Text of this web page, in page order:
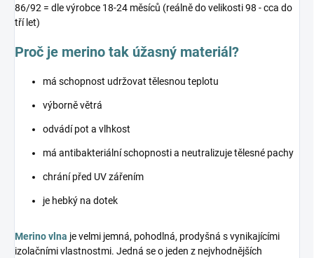
86/92 = dle výrobce 18-24 měsíců (reálně do velikosti 98 - cca do
tří let)
Proč je merino tak úžasný materiál?
má schopnost udržovat tělesnou teplotu
výborně větrá
odvádí pot a vlhkost
má antibakteriální schopnosti a neutralizuje tělesné pachy
chrání před UV zářením
je hebký na dotek
Merino vlna je velmi jemná, pohodlná, prodyšná s vynikajícími
izolačními vlastnostmi. Jedná se o jeden z nejvhodnějších